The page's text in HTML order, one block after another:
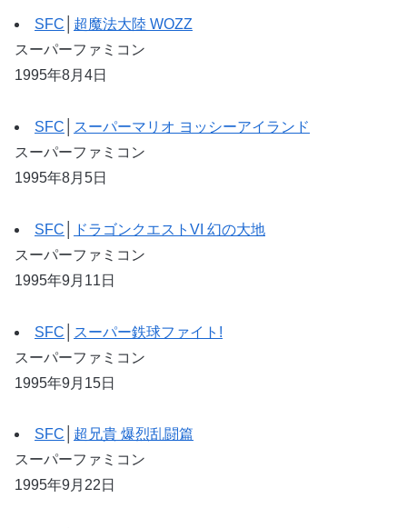
SFC
超魔法大陸 WOZZ
スーパーファミコン
1995年8月4日
SFC
スーパーマリオ ヨッシーアイランド
スーパーファミコン
1995年8月5日
SFC
ドラゴンクエストVI 幻の大地
スーパーファミコン
1995年9月11日
SFC
スーパー鉄球ファイト!
スーパーファミコン
1995年9月15日
SFC
超兄貴 爆烈乱闘篇
スーパーファミコン
1995年9月22日